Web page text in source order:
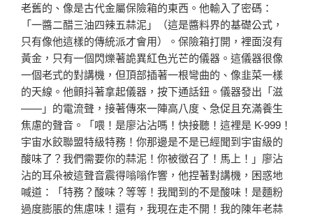
老舊的、像是古代金屬保險箱的東西。他輸入了密碼：
「一醬二醋三油四辣五蒜泥」（這是醬料界的基礎公式，
只有像他這樣的傳統派才會用）。保險箱打開，裡面沒有
黃金，只有一個閃爍著詭異紅色光芒的儀器。這儀器很像
一個老式的對講機，但頂部插著一根彎曲的、像韭菜一樣
的天線。他顫抖著拿起儀器，按下通話鈕。儀器發出「滋
——」的電流聲，接著傳來一陣高八度、急促且充滿養生
焦慮的聲音。「喂！是廖沾沾嗎！快接聽！這裡是 K-999！
宇宙水餃聯盟特級特務！你那邊是不是已經聞到宇宙級的
酸味了？我們需要你的蒜泥！你被徵召了！馬上！」廖沾
沾的耳朵被這聲音震得嗡嗡作響，他捏著對講機，困惑地
喊道：「特務？酸味？等等！我聞到的不是酸味！是麵粉
過度膨脹的焦慮味！還有，我現在走不開！我的陳年老蒜